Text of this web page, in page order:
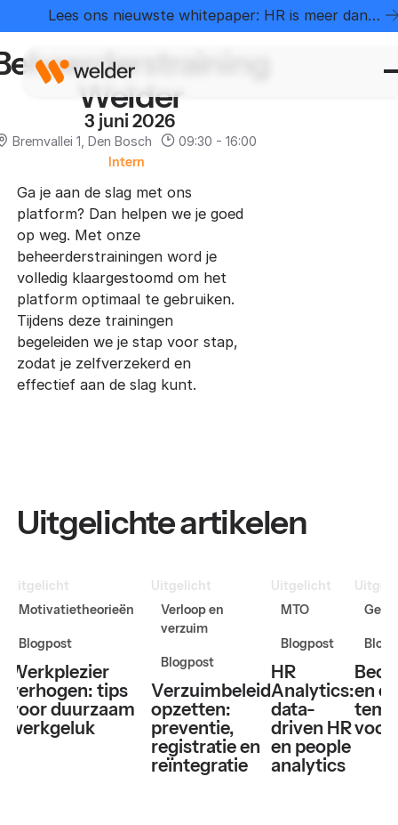
Lees ons nieuwste whitepaper: HR is meer dan
administratie
Home Evenementen Beheerderstraining Welder
Welder
3 juni 2026
Bremvallei 1, Den Bosch 09:30 - 16:00
Intern
Ga je aan de slag met ons
platform? Dan helpen we je goed
op weg. Met onze
beheerderstrainingen word je
volledig klaargestoomd om het
platform optimaal te gebruiken.
Tijdens deze trainingen
begeleiden we je stap voor stap,
zodat je zelfverzekerd en
effectief aan de slag kunt.
Uitgelichte artikelen
Uitgelicht
Motivatietheorieën
Blogpost
Werkplezier
verhogen: tips
voor duurzaam
werkgeluk
Uitgelicht
Verloop en
verzuim
Blogpost
Verzuimbeleid
opzetten:
preventie,
registratie en
reïntegratie
Uitgelicht
MTO
Blogpost
HR
Analytics:
data-
driven HR
en people
analytics
en